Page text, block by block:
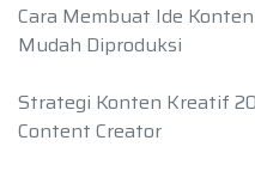
Cara Membuat Ide
Mudah Diproduksi
Strategi Konten Kreatif
Content Creator